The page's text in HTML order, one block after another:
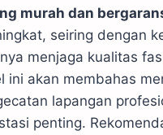
murah dan
seiring dengan
menjaga kualitas
ini akan membahas
lapangan
penting.